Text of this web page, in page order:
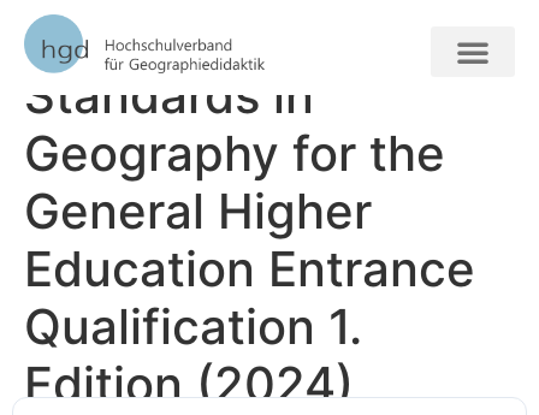
Educational
Standards in
Geography for the
General Higher
Education Entrance
Qualification 1.
Edition (2024)